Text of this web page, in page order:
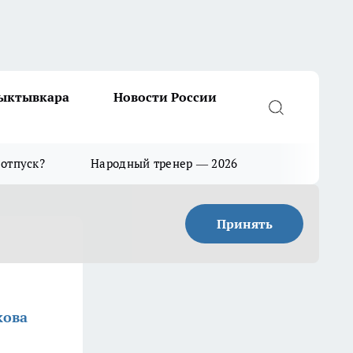
Новости России
Народный тренер — 2026
Принять